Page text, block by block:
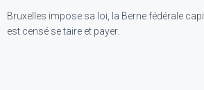
Bruxelles impose sa loi, la Berne fédérale
est censé se taire et payer.